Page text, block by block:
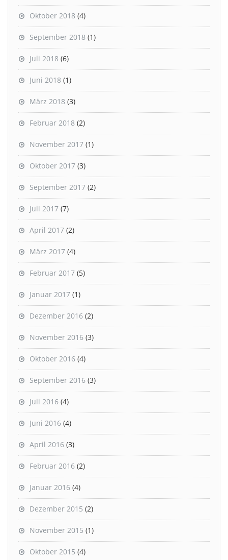
Oktober 2018 (4)
September 2018 (1)
Juli 2018 (6)
Juni 2018 (1)
März 2018 (3)
Februar 2018 (2)
November 2017 (1)
Oktober 2017 (3)
September 2017 (2)
Juli 2017 (7)
April 2017 (2)
März 2017 (4)
Februar 2017 (5)
Januar 2017 (1)
Dezember 2016 (2)
November 2016 (3)
Oktober 2016 (4)
September 2016 (3)
Juli 2016 (4)
Juni 2016 (4)
April 2016 (3)
Februar 2016 (2)
Januar 2016 (4)
Dezember 2015 (2)
November 2015 (1)
Oktober 2015 (4)